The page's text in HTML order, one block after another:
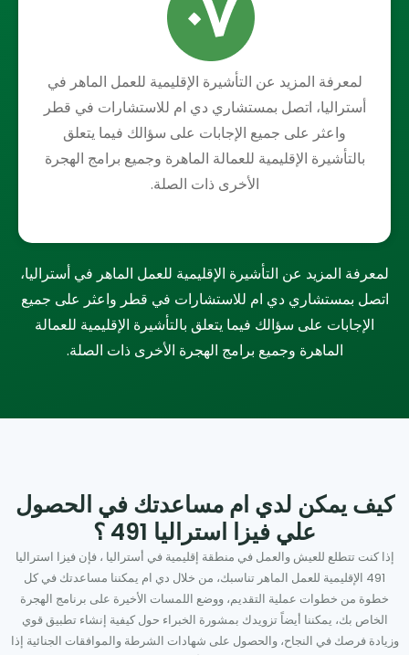
لمعرفة المزيد عن التأشيرة الإقليمية للعمل الماهر في
أستراليا، اتصل بمستشاري دي ام للاستشارات في قطر
واعثر على جميع الإجابات على سؤالك فيما يتعلق
بالتأشيرة الإقليمية للعمالة الماهرة وجميع برامج الهجرة
الأخرى ذات الصلة.
لمعرفة المزيد عن التأشيرة الإقليمية للعمل الماهر في أستراليا،
اتصل بمستشاري دي ام للاستشارات في قطر واعثر على جميع
الإجابات على سؤالك فيما يتعلق بالتأشيرة الإقليمية للعمالة
الماهرة وجميع برامج الهجرة الأخرى ذات الصلة.
كيف يمكن لدي ام مساعدتك في الحصول
علي فيزا استراليا 491 ؟
إذا كنت تتطلع للعيش والعمل في منطقة إقليمية في أستراليا ، فإن فيزا استراليا
491 الإقليمية للعمل الماهر تناسبك، من خلال دي ام يمكننا مساعدتك في كل
خطوة من خطوات عملية التقديم، ووضع اللمسات الأخيرة على برنامج الهجرة
الخاص بك، يمكننا أيضاً تزويدك بمشورة الخبراء حول كيفية إنشاء تطبيق قوي
وزيادة فرصك في النجاح، والحصول على شهادات الشرطة والموافقات الجنائية إذا